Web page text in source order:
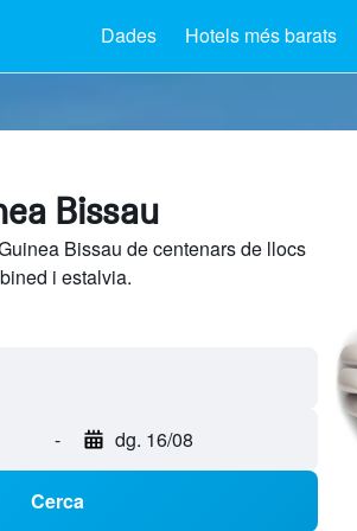
Dades Hotels més barats
Bissau
Bissau de centenars de llocs
i estalvia.
- dg. 16/08
Cerca